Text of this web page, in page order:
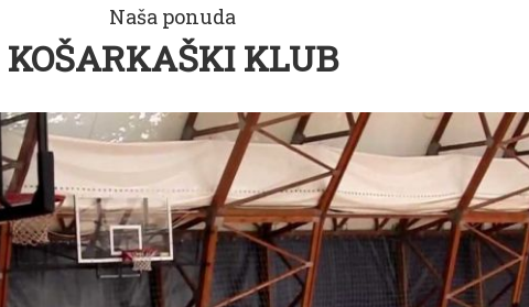
Naša ponuda
KOŠARKAŠKI KLUB